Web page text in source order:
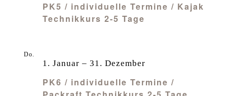
PK5 / individuelle Termine / Kajak
Technikkurs 2-5 Tage
Do.
PK6 / individuelle Termine /
1. Januar – 31. Dezember